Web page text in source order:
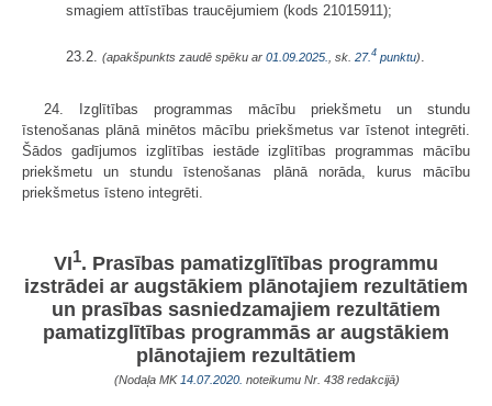
smagiem attīstības traucējumiem (kods 21015911);
23.2. (apakšpunkts zaudē spēku ar 01.09.2025. , sk. 27. 4 punktu)
24. Izglītības programmas mācību priekšmetu un stundu
īstenošanas plānā minētos mācību priekšmetus var īstenot integrēti.
Šādos gadījumos izglītības iestāde izglītības programmas mācību
priekšmetu un stundu īstenošanas plānā norāda, kurus mācību
priekšmetus īsteno integrēti.
VI1. Prasības pamatizglītības programmu
izstrādei ar augstākiem plānotajiem rezultātiem
un prasības sasniedzamajiem rezultātiem
pamatizglītības programmās ar augstākiem
plānotajiem rezultātiem
(Nodaļa MK 14.07.2020. noteikumu Nr. 438 redakcijā)